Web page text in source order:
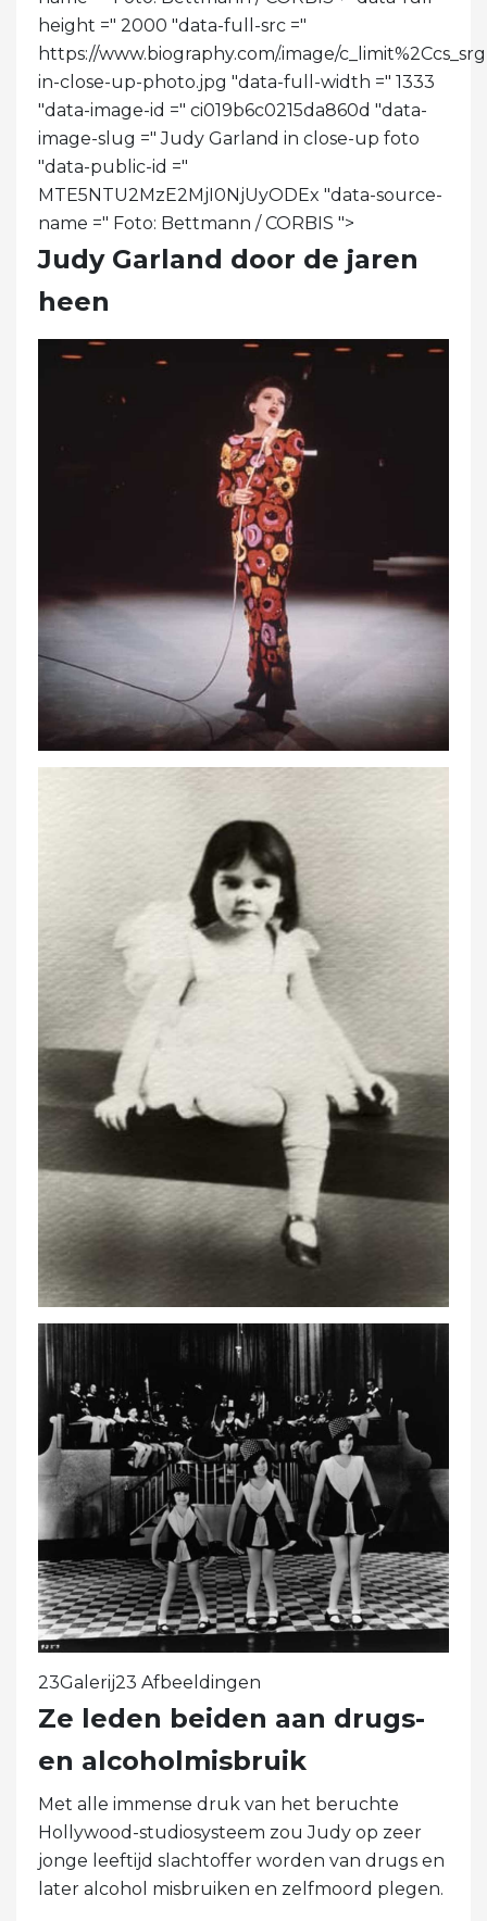
height =" 2000 "data-full-src ="
https://www.biography.com/.image/
in-close-up-photo.jpg "data-full-width =" 1333
"data-image-id =" ci019b6c0215da860d "data-
image-slug =" Judy Garland in close-up foto
"data-public-id ="
MTE5NTU2MzE2MjI0NjUyODEx "data-source-
name =" Foto: Bettmann / CORBIS ">
Judy Garland door de jaren
heen
23Galerij23 Afbeeldingen
Ze leden beiden aan drugs-
en alcoholmisbruik
Met alle immense druk van het beruchte
Hollywood-studiosysteem zou Judy op zeer
jonge leeftijd slachtoffer worden van drugs en
later alcohol misbruiken en zelfmoord plegen.